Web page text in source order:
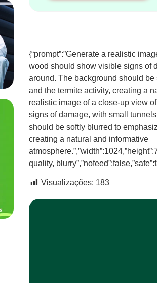
{“prompt”:”Generate a realistic
wood should show visible signs of
around. The background should
and the termite activity, creating a
realistic image of a close-up view
signs of damage, with small
should be softly blurred to
creating a natural and informative
quality,
Visualizações: 183